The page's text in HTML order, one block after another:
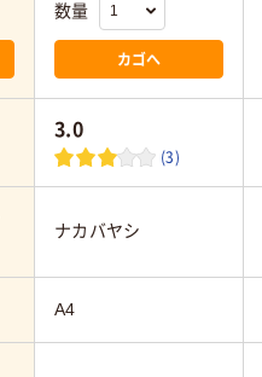
数量
カゴへ
3.0
(3)
ナカバヤシ
A4